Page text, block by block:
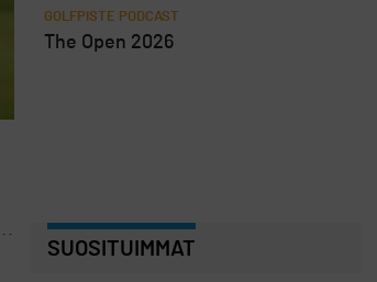
GOLFPISTE PODCAST
The Open 2026
SUOSITUIMMAT